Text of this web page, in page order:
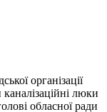
організації
люки
обласної ради